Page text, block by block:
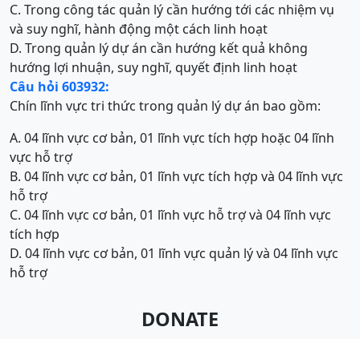
C. Trong công tác quản lý cần hướng tới các nhiệm vụ
và suy nghĩ, hành động một cách linh hoạt
D. Trong quản lý dự án cần hướng kết quả không
hướng lợi nhuận, suy nghĩ, quyết định linh hoạt
Câu hỏi 603932:
Chín lĩnh vực tri thức trong quản lý dự án bao gồm:
A. 04 lĩnh vực cơ bản, 01 lĩnh vực tích hợp hoặc 04 lĩnh
vực hỗ trợ
B. 04 lĩnh vực cơ bản, 01 lĩnh vực tích hợp và 04 lĩnh vực
hỗ trợ
C. 04 lĩnh vực cơ bản, 01 lĩnh vực hỗ trợ và 04 lĩnh vực
tích hợp
D. 04 lĩnh vực cơ bản, 01 lĩnh vực quản lý và 04 lĩnh vực
hỗ trợ
DONATE